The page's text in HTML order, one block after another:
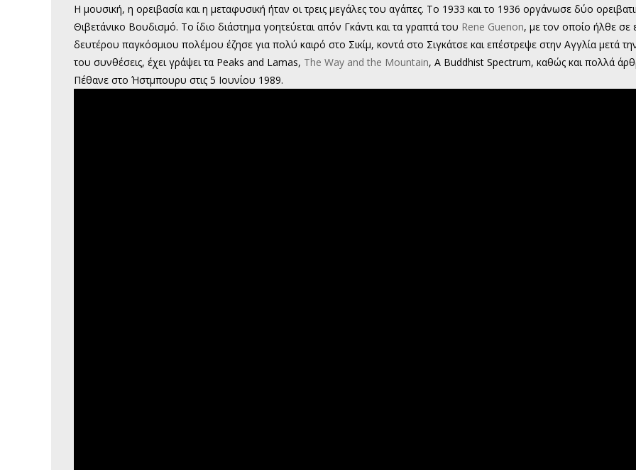
Η μουσική, η ορειβασία και η μεταφυσική ήταν οι τρεις μεγάλες του αγάπες. Το 1933 και το 1936 οργάνωσε δύο
Θιβετάνικο Βουδισμό. Το ίδιο διάστημα γοητεύεται απόν Γκάντι και τα γραπτά του Rene Guenon, με τον οποίο ήλθε σε
δευτέρου παγκόσμιου πολέμου έζησε για πολύ καιρό στο Σικίμ, κοντά στο Σιγκάτσε και επέστρεψε στην Αγγλία μετά
του συνθέσεις, έχει γράψει τα Peaks and Lamas, The Way and the Mountain, A Buddhist Spectrum, καθώς και πολλά
Πέθανε στο Ήστμπουρυ στις 5 Ιουνίου 1989.